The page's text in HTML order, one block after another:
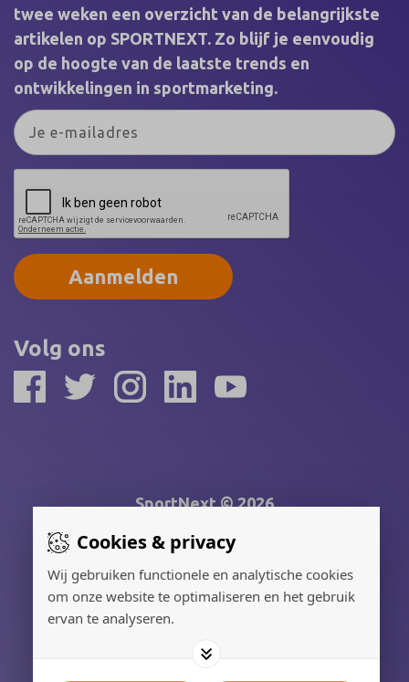
Cookies & privacy
Wij gebruiken functionele en analytische cookies
om onze website te optimaliseren en het gebruik
ervan te analyseren.
twee weken een overzicht van de belangrijkste
artikelen op SPORTNEXT. Zo blijf je eenvoudig
op de hoogte van de laatste trends en
ontwikkelingen in sportmarketing.
Aanmelden
Volg ons
SportNext © 2026
Gerealiseerd door:
Adverteren
Cookies